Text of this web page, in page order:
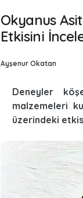
Okyanus
Etkisini
Ayşenur Okatan
Deneyler
malzemeleri
üzerindeki